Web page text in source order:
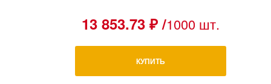
13 853.73 ₽ /1000 шт.
КУПИТЬ